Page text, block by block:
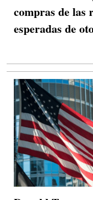
compras de las
esperadas de